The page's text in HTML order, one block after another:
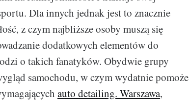
Dla innych jednak jest to znacznie
z czym najbliższe osoby muszą się
dodatkowych elementów do
o takich fanatyków. Obydwie grupy
samochodu, w czym wydatnie pomoże
auto detailing. Warszawa,